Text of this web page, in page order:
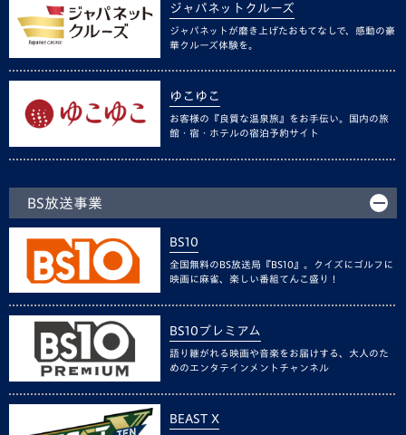
ジャパネットクルーズ
ジャパネットが磨き上げたおもてなしで、感動の豪
華クルーズ体験を。
ゆこゆこ
お客様の『良質な温泉旅』をお手伝い。国内の旅
館・宿・ホテルの宿泊予約サイト
BS放送事業
BS10
全国無料のBS放送局『BS10』。クイズにゴルフに
映画に麻雀、楽しい番組てんこ盛り！
BS10プレミアム
語り継がれる映画や音楽をお届けする、大人のた
めのエンタテインメントチャンネル
BEAST X